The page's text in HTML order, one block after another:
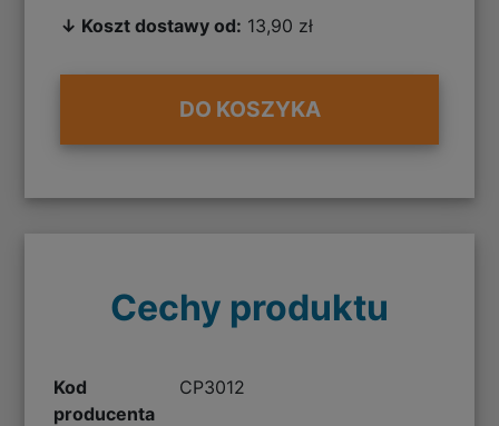
↓ Koszt dostawy od: 13,90 zł
DO KOSZYKA
Cechy produktu
Kod
producenta
CP3012